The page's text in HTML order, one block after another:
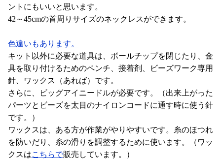
ントにもいいと思います。
42～45cmの首周りサイズのネックレスができます。
色違いもあります。
キット以外に必要な道具は、ボールチップを閉じたり、金
具を取り付けるためのペンチ、接着剤、ビーズワーク専用
針、ワックス（あれば）です。
さらに、ビッグアイニードルが必要です。（出来上がった
パーツとビーズを太目のナイロンコードに通す時に使う針
です。）
ワックスは、ある方が作業がやりやすいです。糸のほつれ
を防いだり、糸の滑りを調整するために使います。（ワッ
クスはこちらで販売しています。）